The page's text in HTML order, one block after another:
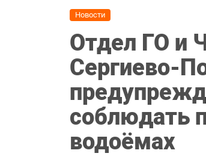
Новости
Отдел ГО и
Сергиево-
соблюдать
водоёмах